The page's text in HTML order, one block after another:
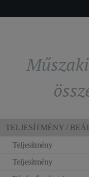
TELJESÍTMÉNY /
Teljesítmény
Teljesítmény